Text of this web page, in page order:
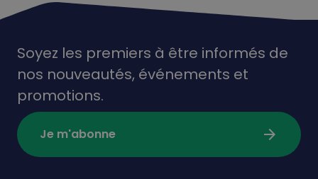
Soyez les premiers à être informés de
nos nouveautés, événements et
promotions.
Je m'abonne arrow_forward